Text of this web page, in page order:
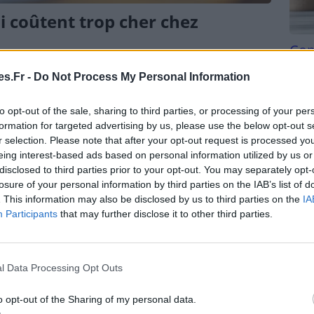
- Do Not Process My Personal Information
opt-out of the sale, sharing to third parties, or processing of your
for targeted advertising by us, please use the below opt-out
selection. Please note that after your opt-out request is processed
interest-based ads based on personal information utilized by us
to third parties prior to your opt-out. You may separately
of your personal information by third parties on the IAB’s list of
This information may also be disclosed by us to third parties on the
Participants that may further disclose it to other third parties.
Data Processing Opt Outs
opt-out of the Sharing of my personal data.
coûtent trop cher chez
budget rogné par des dépenses fixes qu’ils
charges régulières peuvent souvent être réduites,
Tri
du